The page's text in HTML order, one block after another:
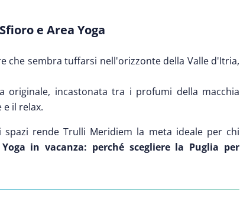
e Area Yoga
che sembra tuffarsi nell'orizzonte della Valle d'Itria,
originale, incastonata tra i profumi della macchia
il relax.
spazi rende Trulli Meridiem la meta ideale per chi
Yoga in vacanza: perché scegliere la Puglia per